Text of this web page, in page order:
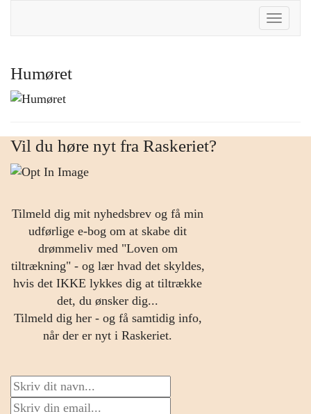
Toggle
Humøret
Vil du høre nyt fra Raskeriet?
Tilmeld dig mit nyhedsbrev og få min
udførlige e-bog om at skabe dit
drømmeliv med "Loven om
tiltrækning" - og lær hvad det skyldes,
hvis det IKKE lykkes dig at tiltrække
det, du ønsker dig...
Tilmeld dig her - og få samtidig info,
når der er nyt i Raskeriet.